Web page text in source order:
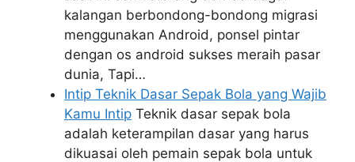
kalangan berbondong-bondong migrasi
menggunakan Android, ponsel pintar
dengan os android sukses meraih pasar
dunia, Tapi…
Intip Teknik Dasar Sepak Bola yang Wajib
Kamu Intip Teknik dasar sepak bola
adalah keterampilan dasar yang harus
dikuasai oleh pemain sepak bola untuk